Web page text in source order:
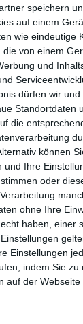
speichern
auf einem
wie eindeutige
von einem
und
dürfen wir
Standortdaten
die
können
und Ihre
oder
ohne Ihre
haben, einer
Einstellungen
indem Sie zu
auf der